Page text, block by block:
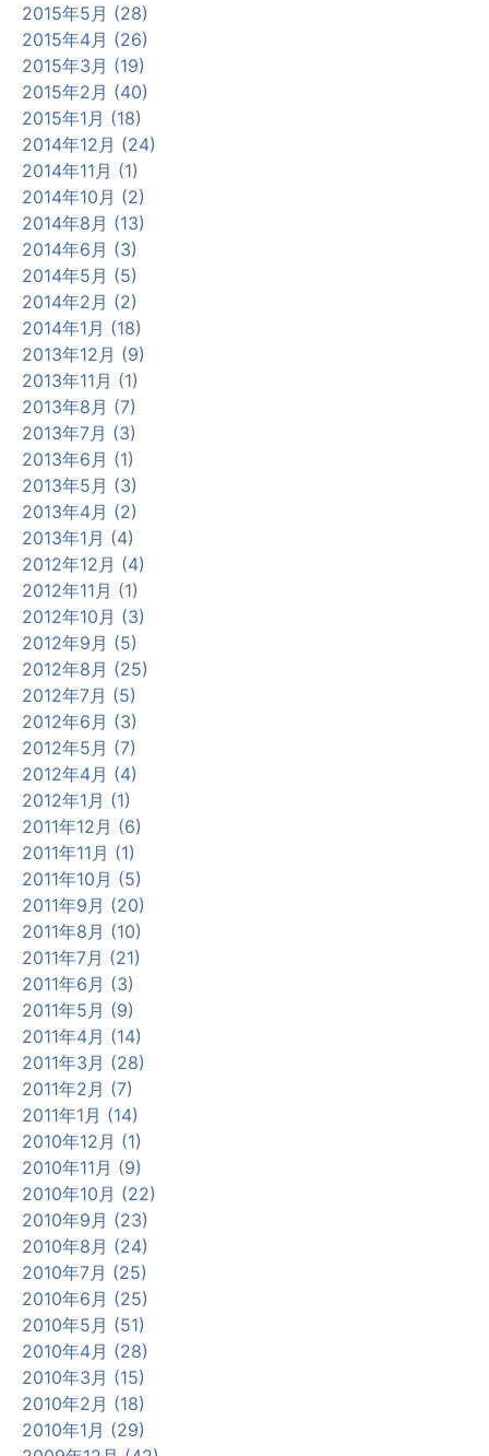
2015年5月 (28)
2015年4月 (26)
2015年3月 (19)
2015年2月 (40)
2015年1月 (18)
2014年12月 (24)
2014年11月 (1)
2014年10月 (2)
2014年8月 (13)
2014年6月 (3)
2014年5月 (5)
2014年2月 (2)
2014年1月 (18)
2013年12月 (9)
2013年11月 (1)
2013年8月 (7)
2013年7月 (3)
2013年6月 (1)
2013年5月 (3)
2013年4月 (2)
2013年1月 (4)
2012年12月 (4)
2012年11月 (1)
2012年10月 (3)
2012年9月 (5)
2012年8月 (25)
2012年7月 (5)
2012年6月 (3)
2012年5月 (7)
2012年4月 (4)
2012年1月 (1)
2011年12月 (6)
2011年11月 (1)
2011年10月 (5)
2011年9月 (20)
2011年8月 (10)
2011年7月 (21)
2011年6月 (3)
2011年5月 (9)
2011年4月 (14)
2011年3月 (28)
2011年2月 (7)
2011年1月 (14)
2010年12月 (1)
2010年11月 (9)
2010年10月 (22)
2010年9月 (23)
2010年8月 (24)
2010年7月 (25)
2010年6月 (25)
2010年5月 (51)
2010年4月 (28)
2010年3月 (15)
2010年2月 (18)
2010年1月 (29)